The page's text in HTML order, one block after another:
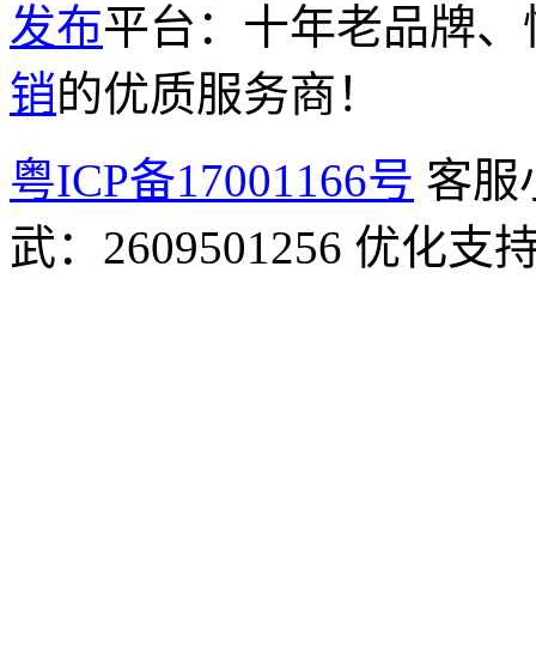
发布平台：十年老品牌
销的优质服务商！
粤ICP备17001166号 客服
武：2609501256 优化支